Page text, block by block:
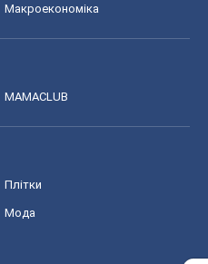
Макроекономіка
MAMACLUB
Плітки
Мода